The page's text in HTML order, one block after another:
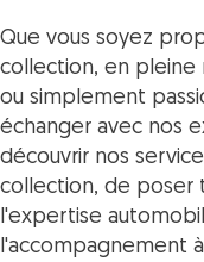
Que vous soyez
collection, en pleine
ou simplement
échanger avec nos
découvrir nos
collection, de poser
l'expertise
l'accompagnement